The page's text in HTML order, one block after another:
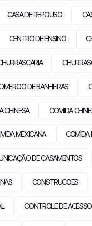
CASA DE REPOUSO
CENTRO DE ENSINO
DE BANHEIRAS
CHINESA COMIDA
MEXICANA COMIDA
DE CASAMENTOS
CONSTRUCOES
CONTROLE DE